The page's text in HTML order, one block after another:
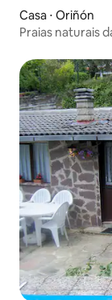
Casa ⋅ Oriñón
Praias naturais